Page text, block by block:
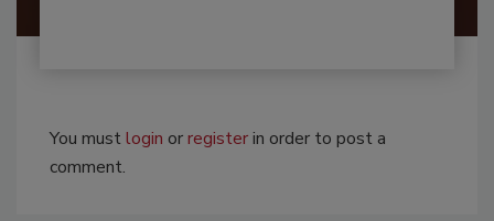
You mustlogin orregisterin order to post a
comment.